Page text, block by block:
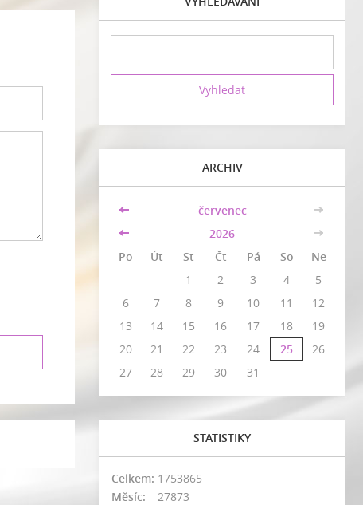
ARCHIV
<< červenec
>>
<<
2026
>>
Po
Út St Čt Pá So
Ne
1
2 3 4
5
6
7 8 9 10 11
12
13
14 15 16 17 18
19
20
21 22 23 24 25
26
27
28 29 30 31
STATISTIKY
Celkem: 1753865
Měsíc:
27873